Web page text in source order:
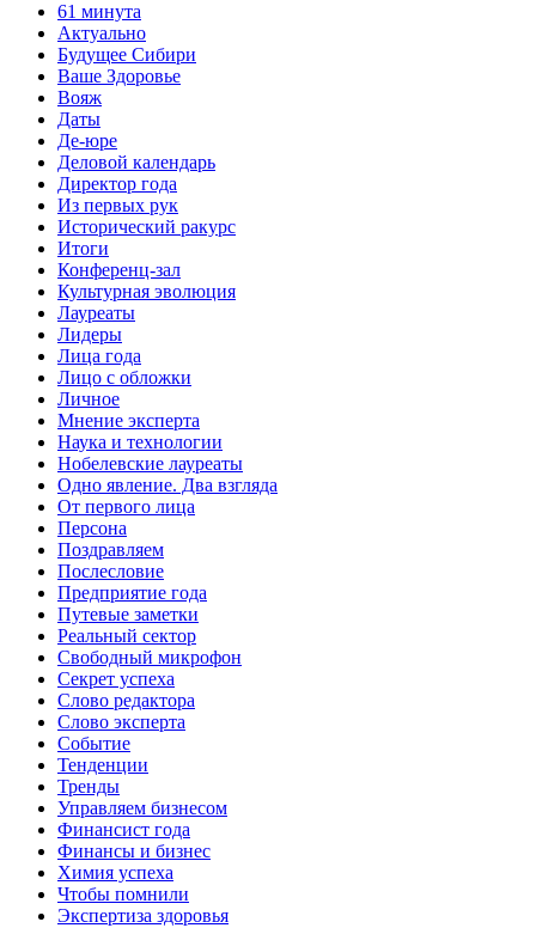
61 минута
Актуально
Будущее Сибири
Ваше Здоровье
Вояж
Даты
Де-юре
Деловой календарь
Директор года
Из первых рук
Исторический ракурс
Итоги
Конференц-зал
Культурная эволюция
Лауреаты
Лидеры
Лица года
Лицо с обложки
Личное
Мнение эксперта
Наука и технологии
Нобелевские лауреаты
Одно явление. Два взгляда
От первого лица
Персона
Поздравляем
Послесловие
Предприятие года
Путевые заметки
Реальный сектор
Свободный микрофон
Секрет успеха
Слово редактора
Слово эксперта
Событие
Тенденции
Тренды
Управляем бизнесом
Финансист года
Финансы и бизнес
Химия успеха
Чтобы помнили
Экспертиза здоровья